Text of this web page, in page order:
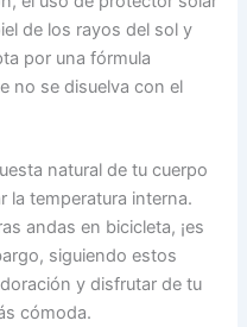
de los rayos del sol y
por una fórmula
no se disuelva con el
natural de tu cuerpo
la temperatura interna.
andas en bicicleta, ¡es
siguiendo estos
y disfrutar de tu
cómoda.